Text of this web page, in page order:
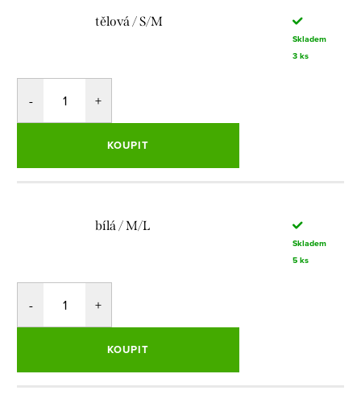
tělová / S/M
Skladem
3 ks
KOUPIT
bílá / M/L
Skladem
5 ks
KOUPIT